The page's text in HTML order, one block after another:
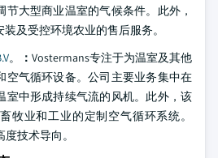
大型商业温室的气候条件。此外，
及受控环境农业的售后服务。
。 ： Vostermans专注于为温室及其他
空气循环设备。公司主要业务集中在
室中形成持续气流的风机。此外，该
牧业和工业的定制空气循环系统。
技术导向。